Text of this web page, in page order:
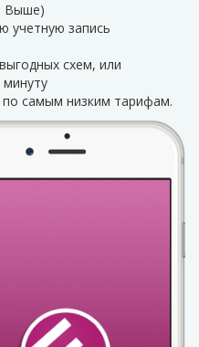
Выше)
учетную запись
схем, или
минуту
самым низким тарифам.